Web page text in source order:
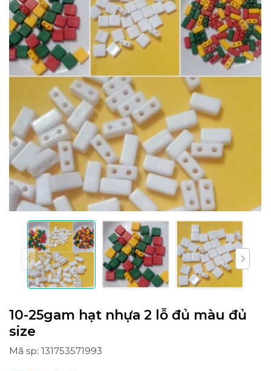
10-25gam hạt nhựa 2 lỗ đủ màu đủ
size
Mã sp: 131753571993